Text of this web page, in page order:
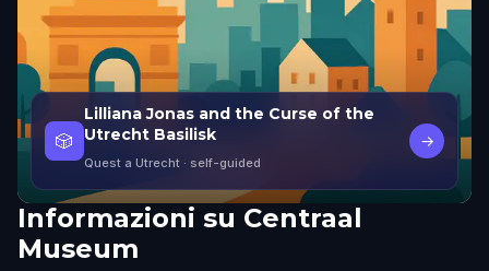
🎲
Lilliana Jonas and the Curse of the
Utrecht Basilisk
Quest a Utrecht · self-guided
→
Informazioni su Centraal
Museum